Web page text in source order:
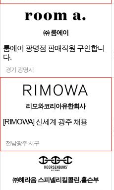
㈜ 룸에이
룸에이 광명점 판매직원 구인합니
다.
경기 광명시
리모와코리아유한회사
[RIMOWA] 신세계 광주 채용
전남광주 서구
㈜헤라음 스피넬리킬콜린,홀슨부